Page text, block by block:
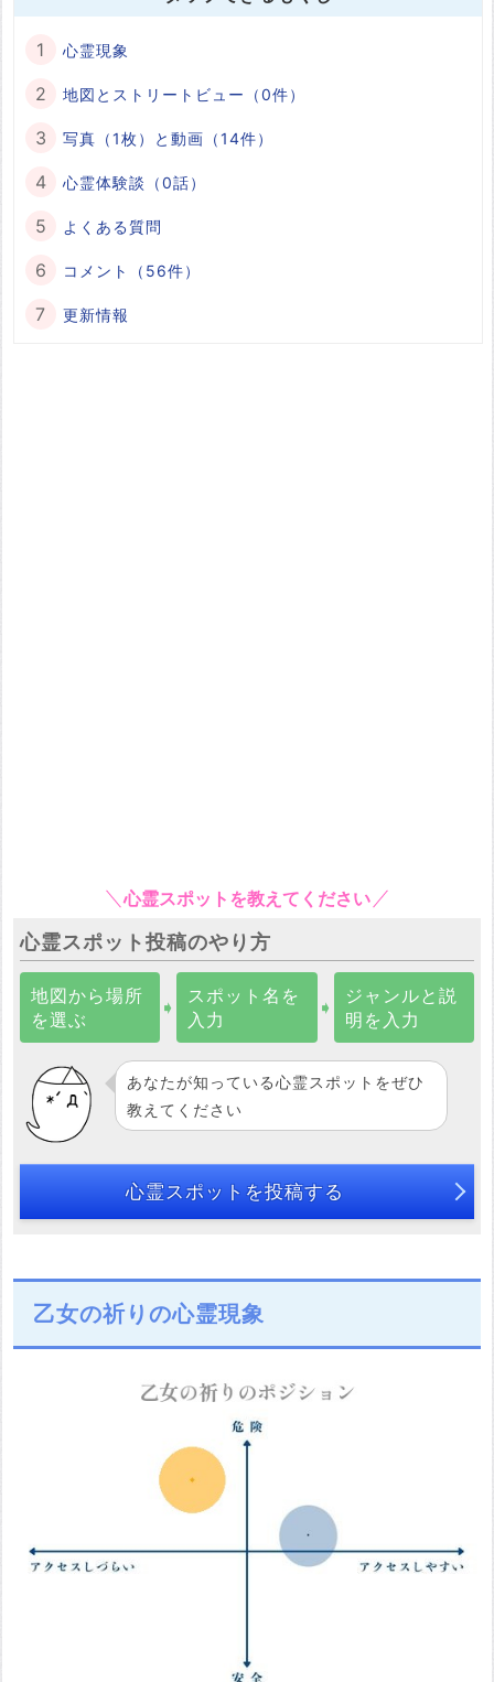
心霊現象
地図とストリートビュー（0件）
写真（1枚）と動画（14件）
心霊体験談（0話）
よくある質問
コメント（56件）
更新情報
心霊スポットを教えてください
心霊スポット投稿のやり方
地図から場所
を選ぶ
➧
スポット名を
入力
➧
ジャンルと説
明を入力
あなたが知っている心霊スポットをぜひ
教えてください
心霊スポットを投稿する
乙女の祈りの心霊現象